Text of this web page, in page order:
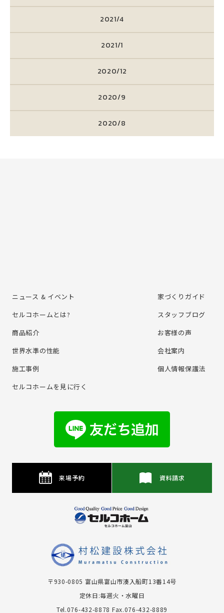
2021/4
2021/1
2020/12
2020/9
2020/8
ニュース & イベント
セルコホームとは?
商品紹介
世界水準の性能
施⼯事例
セルコホームを⾒に⾏く
家づくりガイド
スタッフブログ
お客様の声
会社案内
個⼈情報保護法
来場予約 資料請求
〒930-0805 富⼭県富⼭市湊⼊船町13番14号
定休日:毎週火・水曜日
Tel.076-432-8878 Fax.076-432-8889